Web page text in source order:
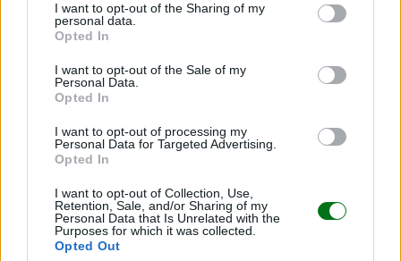
I want to opt-out of the Sharing of my
personal data.
Opted In
I want to opt-out of the Sale of my
Personal Data.
Opted In
I want to opt-out of processing my
Personal Data for Targeted Advertising.
Opted In
I want to opt-out of Collection, Use,
Retention, Sale, and/or Sharing of my
Personal Data that Is Unrelated with the
Purposes for which it was collected.
Opted Out
síntomas y sus causas, qué tipos de hemorroides
existen (internas y externas) y los consejos para
prevenir este trastorno. ¡Todo en este artículo!
Hipertensión en el embarazo
En el embarazo, el nivel de la presión sanguínea es
uno de los principales indicadores para saber si la
embarazada goza de buena salud.Por ello, durante
la gestación, la presión se controla con frecuencia.